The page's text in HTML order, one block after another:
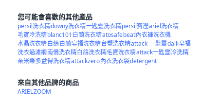
您可能會喜歡的其他產品
persil洗衣精downy洗衣精一匙靈洗衣精persil寶瀅ariel洗衣精
毛寶冷洗精blanc101 白蘭洗衣精atosafebeat內衣褲洗衣機
水晶洗衣精白鴿白蘭皂福洗衣精台塑洗衣精attack-一匙靈dalli皂福
洗衣過濾網南僑洗衣精白鴿洗衣精毛寶洗衣精attack一匙靈冷洗精
奈米樂多益得洗衣精attackzero內衣洗衣袋detergent
來自其他品牌的商品
ARIELZOOM